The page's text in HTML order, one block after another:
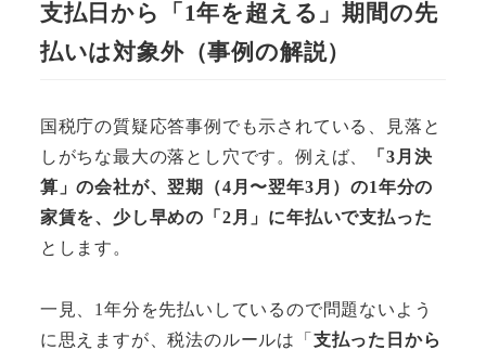
支払日から「1年を超える」期間の先
払いは対象外（事例の解説）
国税庁の質疑応答事例でも示されている、見落と
しがちな最大の落とし穴です。例えば、
「3月決
算」の会社が、翌期（4月〜翌年3月）の1年分の
家賃を、少し早めの「2月」に年払いで支払った
とします。
一見、1年分を先払いしているので問題ないよう
に思えますが、税法のルールは「 支払った日から